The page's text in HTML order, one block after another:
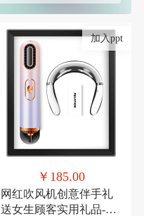
加入ppt
￥185.00
网红吹风机创意伴手礼
送女生顾客实用礼品-极